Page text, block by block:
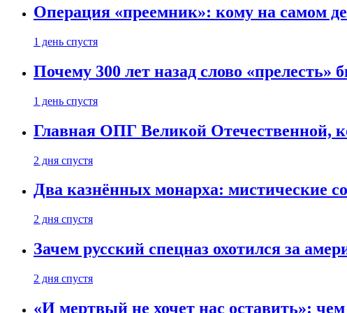
Операция «преемник»: кому на самом
1 день спустя
Почему 300 лет назад слово
1 день спустя
Главная ОПГ Великой
2 дня спустя
Два казнённых монарха: мистические
2 дня спустя
Зачем русский спецназ охотился за
2 дня спустя
«И мертвый не хочет нас оставить»: